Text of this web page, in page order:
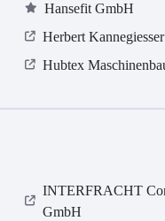
Hansefit GmbH
Herbert
Hubtex
INTERFRACHT
GmbH